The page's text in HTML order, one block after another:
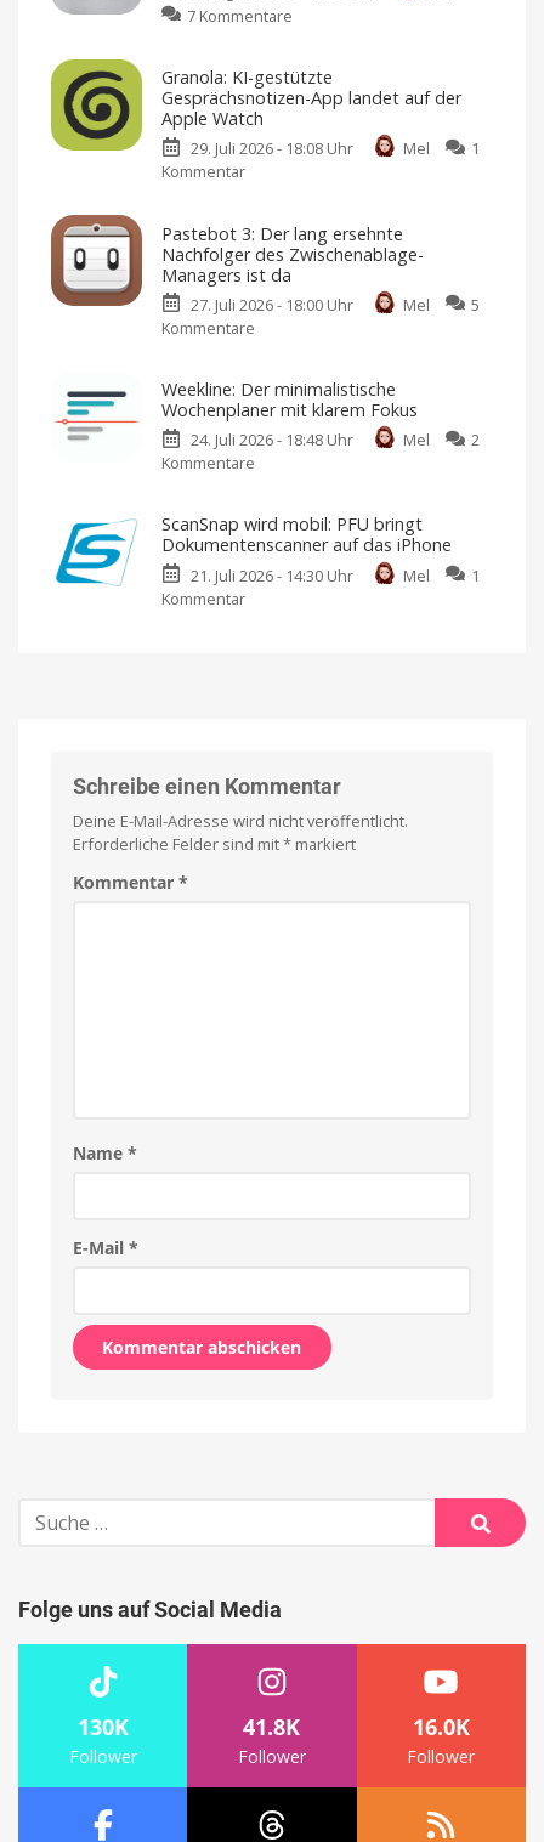
7 Kommentare
zu-
Text-
läuft
dem
Mac
Mit
Abo
und
Granola: KI-gestützte
Gesprächsnotizen-App landet auf der
Apple Watch
29. Juli 2026 - 18:08 Uhr Mel
1
Kommentar
gestützte
Gesprächsnotizen-
App
landet
auf
Apple
Watch
Version
steht
App
Pastebot 3: Der lang ersehnte
Nachfolger des Zwischenablage-
Managers ist da
27. Juli 2026 - 18:00 Uhr Mel
5
Kommentare
Der
lang
ersehnte
Managers
ist
da
Weekline: Der minimalistische
Wochenplaner mit klarem Fokus
24. Juli 2026 - 18:48 Uhr Mel
2
Kommentare
minimalistische
Wochenplaner
mit
ScanSnap wird mobil: PFU bringt
Dokumentenscanner auf das iPhone
21. Juli 2026 - 14:30 Uhr Mel
1
Kommentar
das
Intelligente
für
Schreibe einen Kommentar
Deine E-Mail-Adresse wird nicht veröffentlicht.
Erforderliche Felder sind mit* markiert
Kommentar *
Name *
E-Mail *
Suche
nach:
Suche
Folge uns auf Social Media
130K
Follower
41.8K
Follower
16.0K
Follower